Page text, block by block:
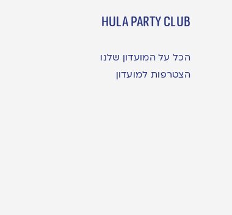
hula party club
הכל על המועדון שלנו
הצטרפות למועדון